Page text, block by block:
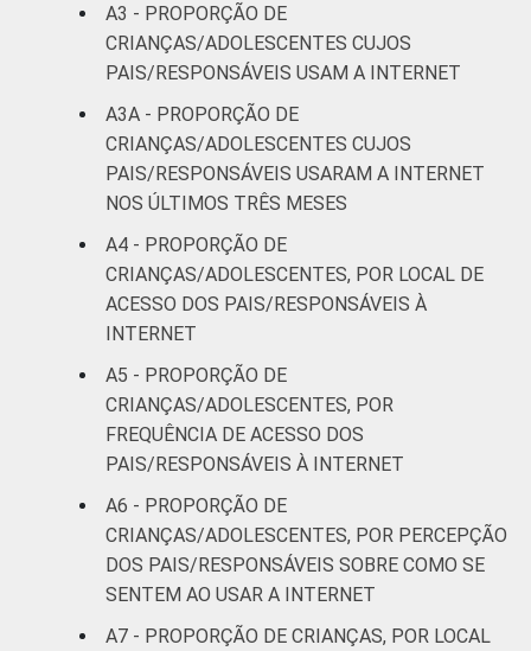
De 15 a 17
anos
RENDA
FAMILIAR
Até 1 SM
Mais de 1
SM até 2 SM
31
Mais de 2
SM até 3 SM
33
SM
CLASSE
SOCIAL
AB
DE 36
anos. Respostas estimuladas. Dados
A3 - PROPORÇÃO DE
CRIANÇAS/ADOLESCENTES CUJOS
PAIS/RESPONSÁVEIS USAM A INTERNET
A3A - PROPORÇÃO DE
CRIANÇAS/ADOLESCENTES CUJOS
PAIS/RESPONSÁVEIS USARAM A INTERNET
NOS ÚLTIMOS TRÊS MESES
A4 - PROPORÇÃO DE
CRIANÇAS/ADOLESCENTES, POR LOCAL DE
ACESSO DOS PAIS/RESPONSÁVEIS À
INTERNET
A5 - PROPORÇÃO DE
CRIANÇAS/ADOLESCENTES, POR
FREQUÊNCIA DE ACESSO DOS
PAIS/RESPONSÁVEIS À INTERNET
A6 - PROPORÇÃO DE
CRIANÇAS/ADOLESCENTES, POR PERCEPÇÃO
DOS PAIS/RESPONSÁVEIS SOBRE COMO SE
SENTEM AO USAR A INTERNET
A7 - PROPORÇÃO DE CRIANÇAS, POR LOCAL